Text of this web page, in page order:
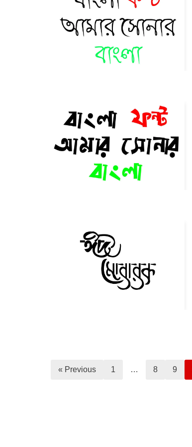
« Previous 1 … 8 9